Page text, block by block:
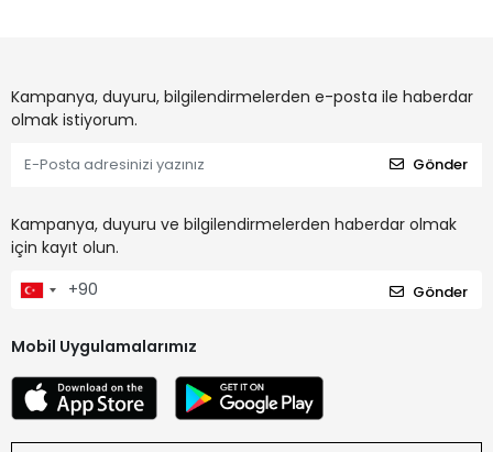
Kampanya, duyuru, bilgilendirmelerden e-posta ile haberdar
olmak istiyorum.
Gönder
Kampanya, duyuru ve bilgilendirmelerden haberdar olmak
için kayıt olun.
Gönder
Mobil Uygulamalarımız